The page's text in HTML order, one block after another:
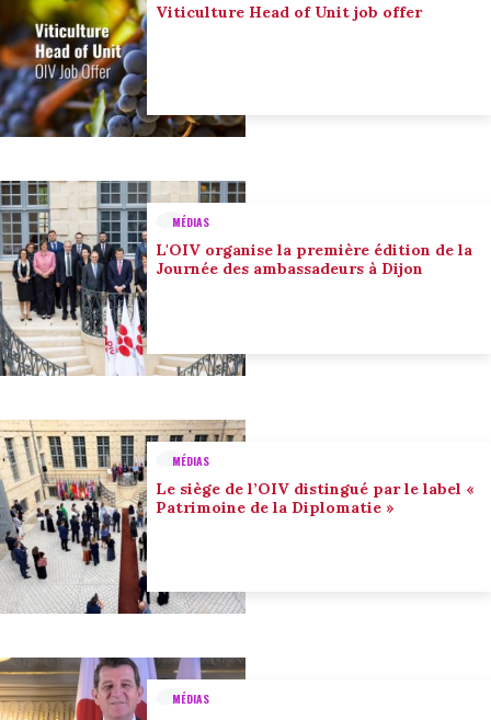
Viticulture Head of Unit job offer
MÉDIAS
L'OIV organise la première édition de la
Journée des ambassadeurs à Dijon
MÉDIAS
Le siège de l’OIV distingué par le label «
Patrimoine de la Diplomatie »
MÉDIAS